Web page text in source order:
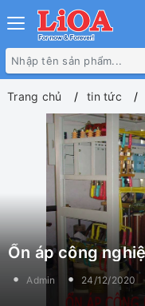
Trang chủ tin tức
Ổn áp công
Admin 24/12/2020